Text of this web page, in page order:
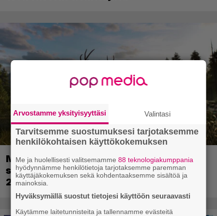
Metsästyssimulaattorin jatko-osa
saapuu ensi kuussa – Way of the Hunter
2 päivättiin
Arvostamme yksityisyyttäsi Valintasi
Tarvitsemme suostumuksesi tarjotaksemme
henkilökohtaisen käyttökokemuksen
Me ja huolellisesti valitsemamme88 teknologiakumppania
hyödynnämme henkilötietoja tarjotaksemme paremman
käyttäjäkokemuksen sekä kohdentaaksemme sisältöä ja
mainoksia.
Hyväksymällä suostut tietojesi käyttöön seuraavasti
Käytämme laitetunnisteita ja tallennamme evästeitä